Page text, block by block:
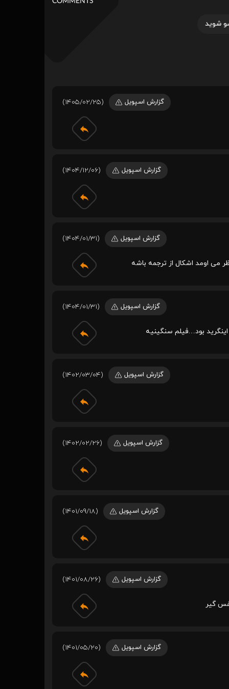
شوید
گزارش اسپویل (1405/02/25)
گزارش اسپویل (1404/12/06)
گزارش اسپویل (1404/01/31)
می اومد اشکال از ترجمه باشه
گزارش اسپویل (1404/01/31)
بود…فیلم سنگینیه
گزارش اسپویل (1402/03/04)
گزارش اسپویل (1402/02/26)
گزارش اسپویل (1401/09/18)
گزارش اسپویل (1401/08/26)
گير
گزارش اسپویل (1401/05/20)